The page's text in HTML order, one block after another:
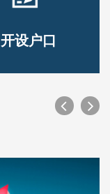
开设户口